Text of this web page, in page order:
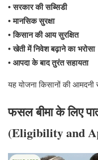
• सरकार की सब्सिडी
• मानसिक सुरक्षा
• किसान की आय सुरक्षित
• खेती में निवेश बढ़ाने का भरोसा
• आपदा के बाद तुरंत सहायता
यह योजना किसानों की आमदनी
फसल बीमा के लिए
(Eligibility and